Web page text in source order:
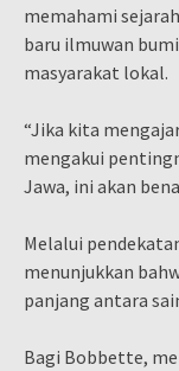
memahami
baru ilmuwan
masyarakat lokal.
“Jika kita
mengakui
Jawa, ini akan
Melalui
menunjukkan
panjang antara
Bagi Bobbette,